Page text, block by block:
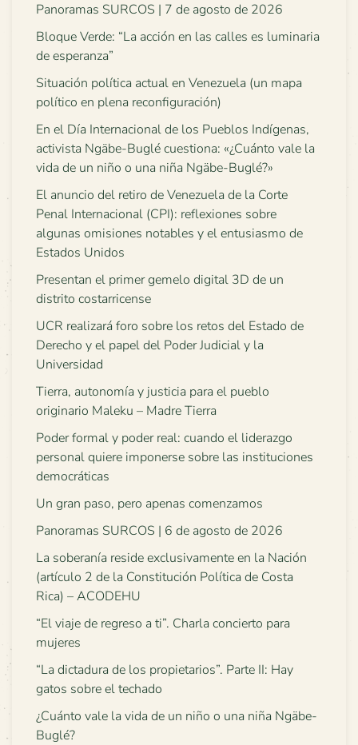
Panoramas SURCOS | 7 de agosto de 2026
Bloque Verde: “La acción en las calles es luminaria
de esperanza”
Situación política actual en Venezuela (un mapa
político en plena reconfiguración)
En el Día Internacional de los Pueblos Indígenas,
activista Ngäbe-Buglé cuestiona: «¿Cuánto vale la
vida de un niño o una niña Ngäbe-Buglé?»
El anuncio del retiro de Venezuela de la Corte
Penal Internacional (CPI): reflexiones sobre
algunas omisiones notables y el entusiasmo de
Estados Unidos
Presentan el primer gemelo digital 3D de un
distrito costarricense
UCR realizará foro sobre los retos del Estado de
Derecho y el papel del Poder Judicial y la
Universidad
Tierra, autonomía y justicia para el pueblo
originario Maleku – Madre Tierra
Poder formal y poder real: cuando el liderazgo
personal quiere imponerse sobre las instituciones
democráticas
Un gran paso, pero apenas comenzamos
Panoramas SURCOS | 6 de agosto de 2026
La soberanía reside exclusivamente en la Nación
(artículo 2 de la Constitución Política de Costa
Rica) – ACODEHU
“El viaje de regreso a ti”. Charla concierto para
mujeres
“La dictadura de los propietarios”. Parte II: Hay
gatos sobre el techado
¿Cuánto vale la vida de un niño o una niña Ngäbe-
Buglé?